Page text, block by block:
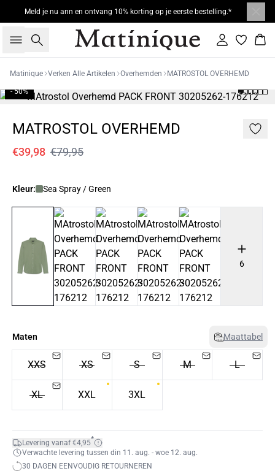
Meld je nu ann en ontvang 10% korting op je eerste bestelling.*
Zoeken Inloggen
Matinique Verken Alle Artikelen Overhemden MATROSTOL OVERHEMD
- 50%
MATROSTOL OVERHEMD
€39,98 €79,95
Kleur: Sea Spray / Green
6
Maten Maattabel
XXS XS S M L
XL XXL 3XL
Levering vanaf €4,95*
Verwachte levering tussen din 11. aug. - woe 12. aug.
30 DAGEN EENVOUDIG RETOURNEREN